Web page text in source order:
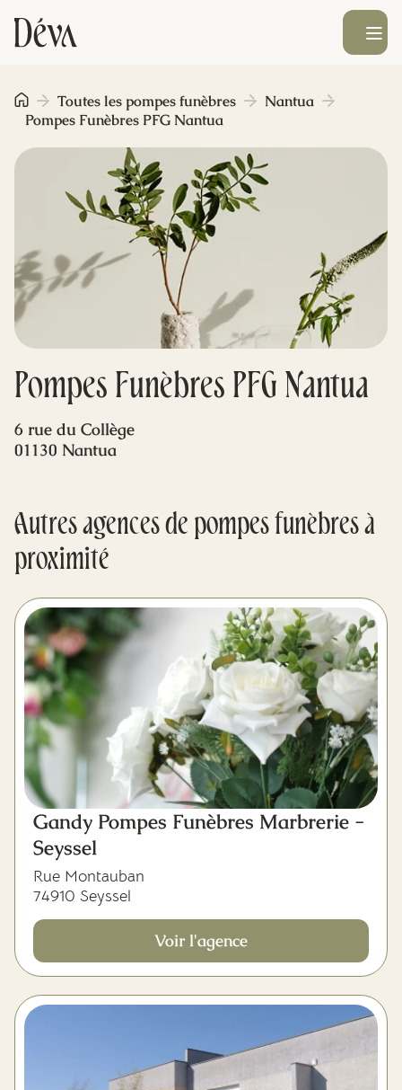
Obsèques
Prévoyance
Monument funéraire
Livraison de fleurs
Blog
Ouvrir le
Pompes Funèbres PFG Nantua
Toutes les pompes funèbres
Nantua
Pompes Funèbres PFG Nantua
6 rue du Collège
01130 Nantua
Autres agences de pompes funèbres à
proximité
Gandy Pompes Funèbres Marbrerie -
Seyssel
Rue Montauban
74910 Seyssel
Voir l'agence